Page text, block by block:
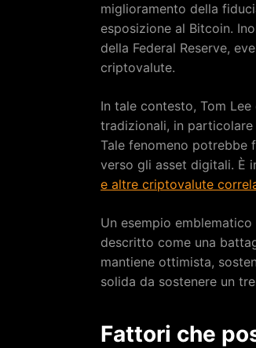
miglioramento della
esposizione al Bitcoin.
della Federal Reserve,
criptovalute.
In tale contesto, Tom
tradizionali, in particolare
Tale fenomeno potrebbe
verso gli asset digitali. È
e altre criptovalute
Un esempio
descritto come una
mantiene ottimista,
solida da sostenere un
Fattori che